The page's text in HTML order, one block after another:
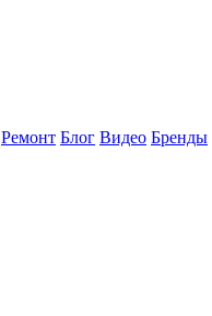
Ремонт Блог Видео Бренды